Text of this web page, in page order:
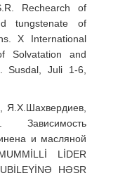
Rechearch of
tungstenate of
X International
Solvatation and
Susdal, Juli 1-6,
Я.Х.Шахвердиев,
Зависимость
и масляной
LİDER
HƏSR